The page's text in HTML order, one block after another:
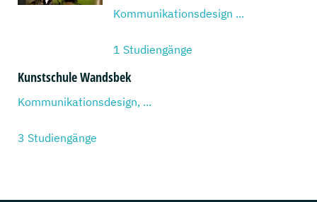
Kommunikationsdesign ...
1 Studiengänge
Kunstschule Wandsbek
Kommunikationsdesign, ...
3 Studiengänge